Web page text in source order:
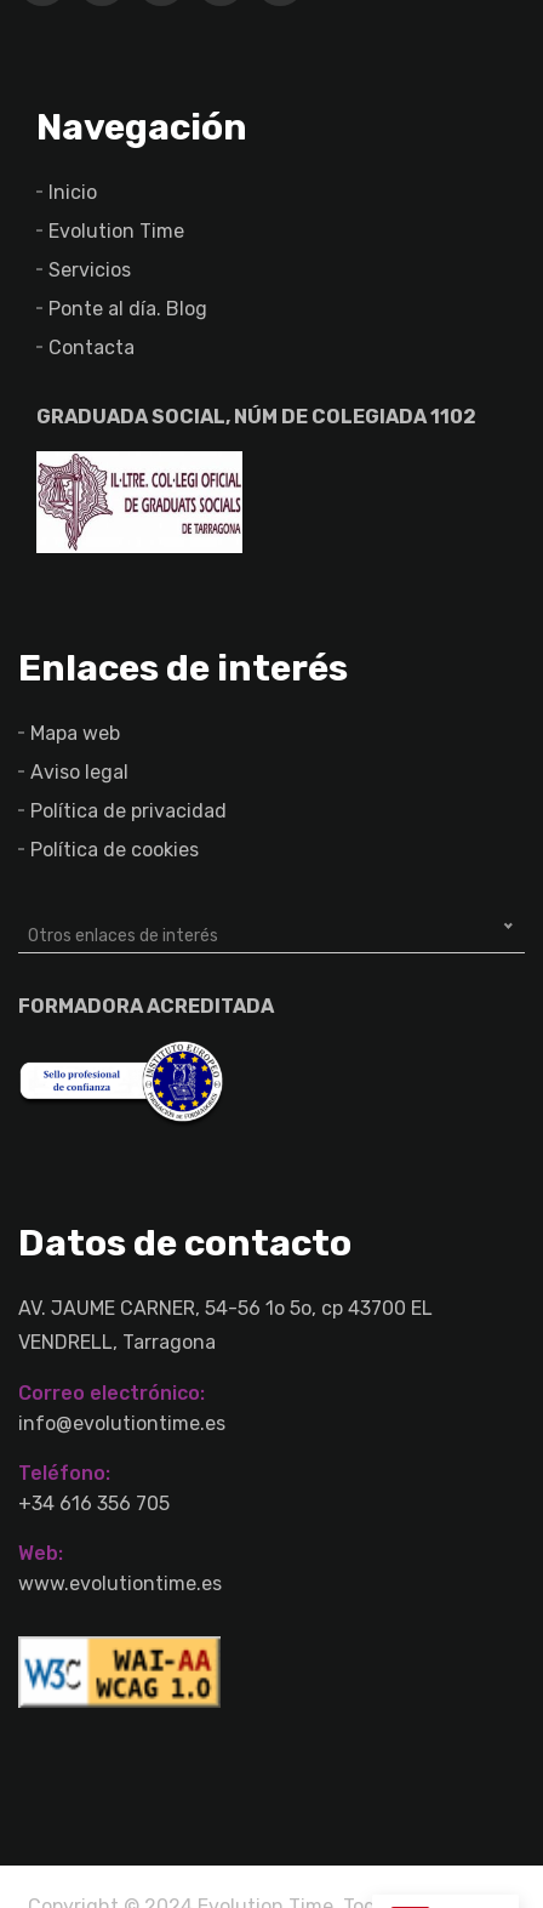
Navegación
Inicio
Evolution Time
Servicios
Ponte al día. Blog
Contacta
GRADUADA SOCIAL, NÚM DE COLEGIADA 1102
Enlaces de interés
Mapa web
Aviso legal
Política de privacidad
Política de cookies
Otros enlaces de interés
FORMADORA ACREDITADA
Datos de contacto
AV. JAUME CARNER, 54-56 1o 5o, cp 43700 EL
VENDRELL, Tarragona
Correo electrónico:
info@evolutiontime.es
Teléfono:
+34 616 356 705
Web:
www.evolutiontime.es